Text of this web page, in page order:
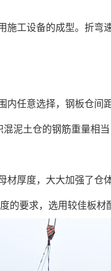
施工设备的成型。折弯
内任意选择，钢板仓间
泥土仓的钢筋重量相
材厚度，大大加强了仓
的要求，选用较佳板材